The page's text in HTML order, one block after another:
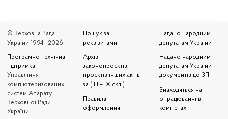
© Верховна Рада
України 1994—2026
Програмно-технічна
підтримка —
Управління
комп'ютеризованих
систем Апарату
Верховної Ради
України
Пошук за
реквізитами
Архів
законопроєктів,
проєктів інших актів
за ( III – IX скл.)
Правила
оформлення
Надано народним
депутатам України
Надано народним
депутатам України
документів до ЗП
Знаходяться на
опрацюванні в
комітетах